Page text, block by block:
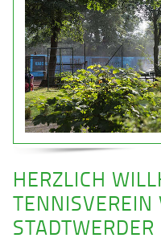
HERZLICH
STADTWERDER